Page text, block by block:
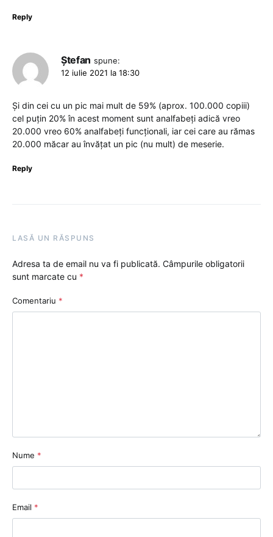
Reply
Ștefan spune:
12 iulie 2021 la 18:30
Și din cei cu un pic mai mult de 59% (aprox. 100.000 copiii)
cel puțin 20% în acest moment sunt analfabeți adică vreo
20.000 vreo 60% analfabeți funcționali, iar cei care au rămas
20.000 măcar au învățat un pic (nu mult) de meserie.
Reply
LASĂ UN RĂSPUNS
Adresa ta de email nu va fi publicată. Câmpurile obligatorii
sunt marcate cu *
Comentariu *
Nume *
Email *